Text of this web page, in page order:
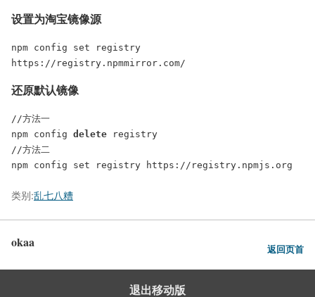
设置为淘宝镜像源
npm config set registry
还原默认镜像
//方法一
npm config delete registry
//方法二
npm config set registry https://registry.npmjs.org
类别:乱七八糟
okaa 返回页首
退出移动版